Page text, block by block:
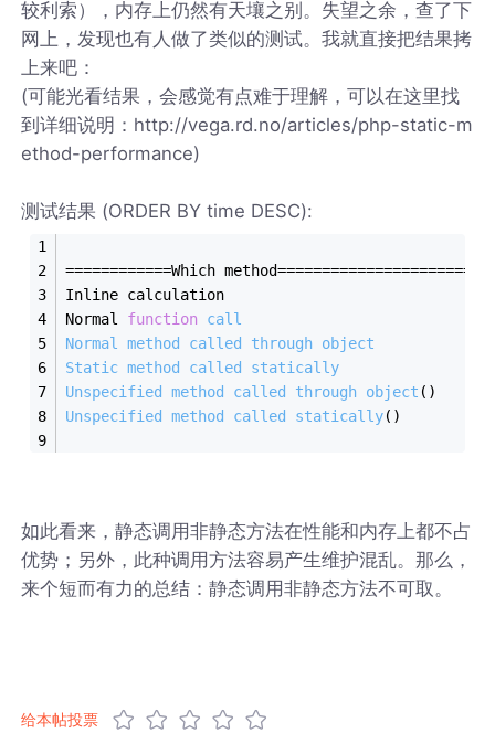
较利索），内存上仍然有天壤之别。失望之余，查了下
网上，发现也有人做了类似的测试。我就直接把结果拷
上来吧：
(可能光看结果，会感觉有点难于理解，可以在这里找
到详细说明：http://vega.rd.no/articles/php-static-m
ethod-performance)
测试结果 (ORDER BY time DESC):
============Which
Inline calculation
Normal function call
Normal
method called through object
Static method called statically
Unspecified
method called through object ( )
Unspecified
method called statically( )
如此看来，静态调用非静态方法在性能和内存上都不占
优势；另外，此种调用方法容易产生维护混乱。那么，
来个短而有力的总结：静态调用非静态方法不可取。
给本帖投票